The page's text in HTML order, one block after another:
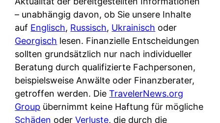
u
s
s
i
s
c
h
e
B
i
r
k
c
k
o
u
t
z
d
e
r
F
i
r
– unabhängig davon, ob Sie unsere Inhalte
auf Englisch, Russisch, Ukrainisch oder
Georgisch lesen. Finanzielle Entscheidungen
sollten grundsätzlich nur nach individueller
Beratung durch qualifizierte Fachpersonen,
beispielsweise Anwälte oder Finanzberater,
getroffen werden. DieTravelerNews.org
Group übernimmt keine Haftung für mögliche
Schäden oderVerluste, die durch die